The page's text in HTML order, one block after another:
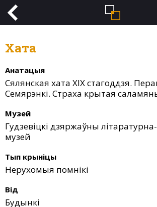
Хата
Анатацыя
Сялянская хата ХІХ стагоддзя. Перавезеная з в.
Семярэнкі. Страха крытая
Музей
Гудзевіцкі дзяржаўны
музей
Тып крыніцы
Нерухомыя помнікі
Від
Будынкі